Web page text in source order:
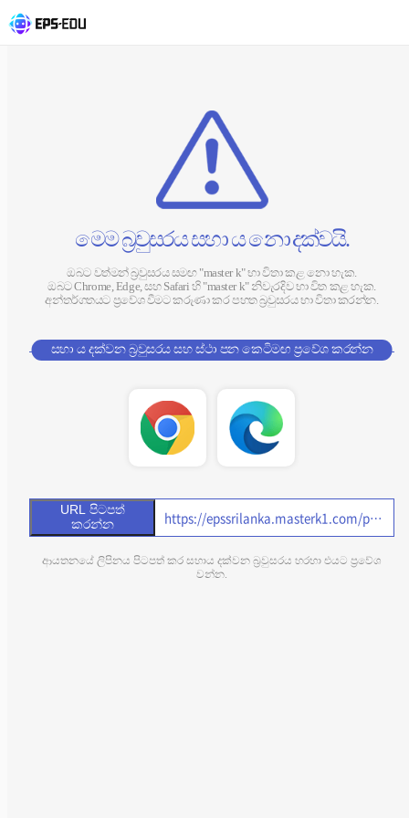
මෙම බ්‍රවුසරය සහා ය නො දක්වයි.
ඔබට වත්මන් බ්‍රවුසරය සමඟ "master k" භා විතා කළ නො හැක.
ඔබට Chrome, Edge, සහ Safari හි "master k" නිවැරදිව භා විත කළ හැක.
අන්තර්ගතයට ප්‍රවේශ වීමට කරුණා කර පහත බ්‍රවුසරය භා විතා කරන්න.
සහා ය දක්වන බ්‍රවුසරය සහ ස්ථා පන කෙටිමඟ ප්‍රවේශ කරන්න
URL පිටපත්
කරන්න
ආයතනයේ ලිපිනය පිටපත් කර සහාය දක්වන බ්‍රවුසරය හරහා එයට ප්‍රවේශ
වන්න.